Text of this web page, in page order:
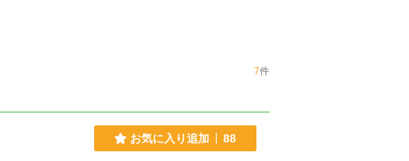
7件
お気に入り追加 88